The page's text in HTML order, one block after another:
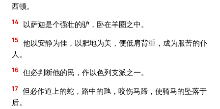
西顿。
14 以萨迦是个强壮的驴，卧在羊圈之中。
15 他以安静为佳，以肥地为美，便低肩背重，成为服苦的仆
人。
16 但必判断他的民，作以色列支派之一。
17 但必作道上的蛇，路中的虺，咬伤马蹄，使骑马的坠落于
后。